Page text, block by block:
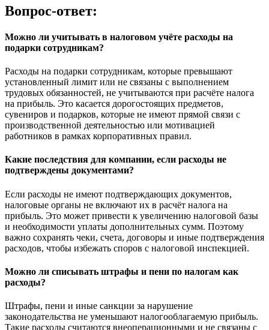
Вопрос-ответ:
Можно ли учитывать в налоговом учёте расходы на
подарки сотрудникам?
Расходы на подарки сотрудникам, которые превышают
установленный лимит или не связаны с выполнением
трудовых обязанностей, не учитываются при расчёте налога
на прибыль. Это касается дорогостоящих предметов,
сувениров и подарков, которые не имеют прямой связи с
производственной деятельностью или мотивацией
работников в рамках корпоративных правил.
Какие последствия для компании, если расходы не
подтверждены документами?
Если расходы не имеют подтверждающих документов,
налоговые органы не включают их в расчёт налога на
прибыль. Это может привести к увеличению налоговой базы
и необходимости уплаты дополнительных сумм. Поэтому
важно сохранять чеки, счета, договоры и иные подтверждения
расходов, чтобы избежать споров с налоговой инспекцией.
Можно ли списывать штрафы и пени по налогам как
расходы?
Штрафы, пени и иные санкции за нарушение
законодательства не уменьшают налогооблагаемую прибыль.
Такие расходы считаются внеоперационными и не связаны с